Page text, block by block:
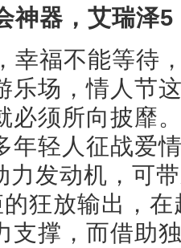
神器，艾瑞泽
幸福不能等待
乐场，情人节
必须所向披靡
年轻人征战爱
力发动机，可
狂放输出，
支撑，而借助